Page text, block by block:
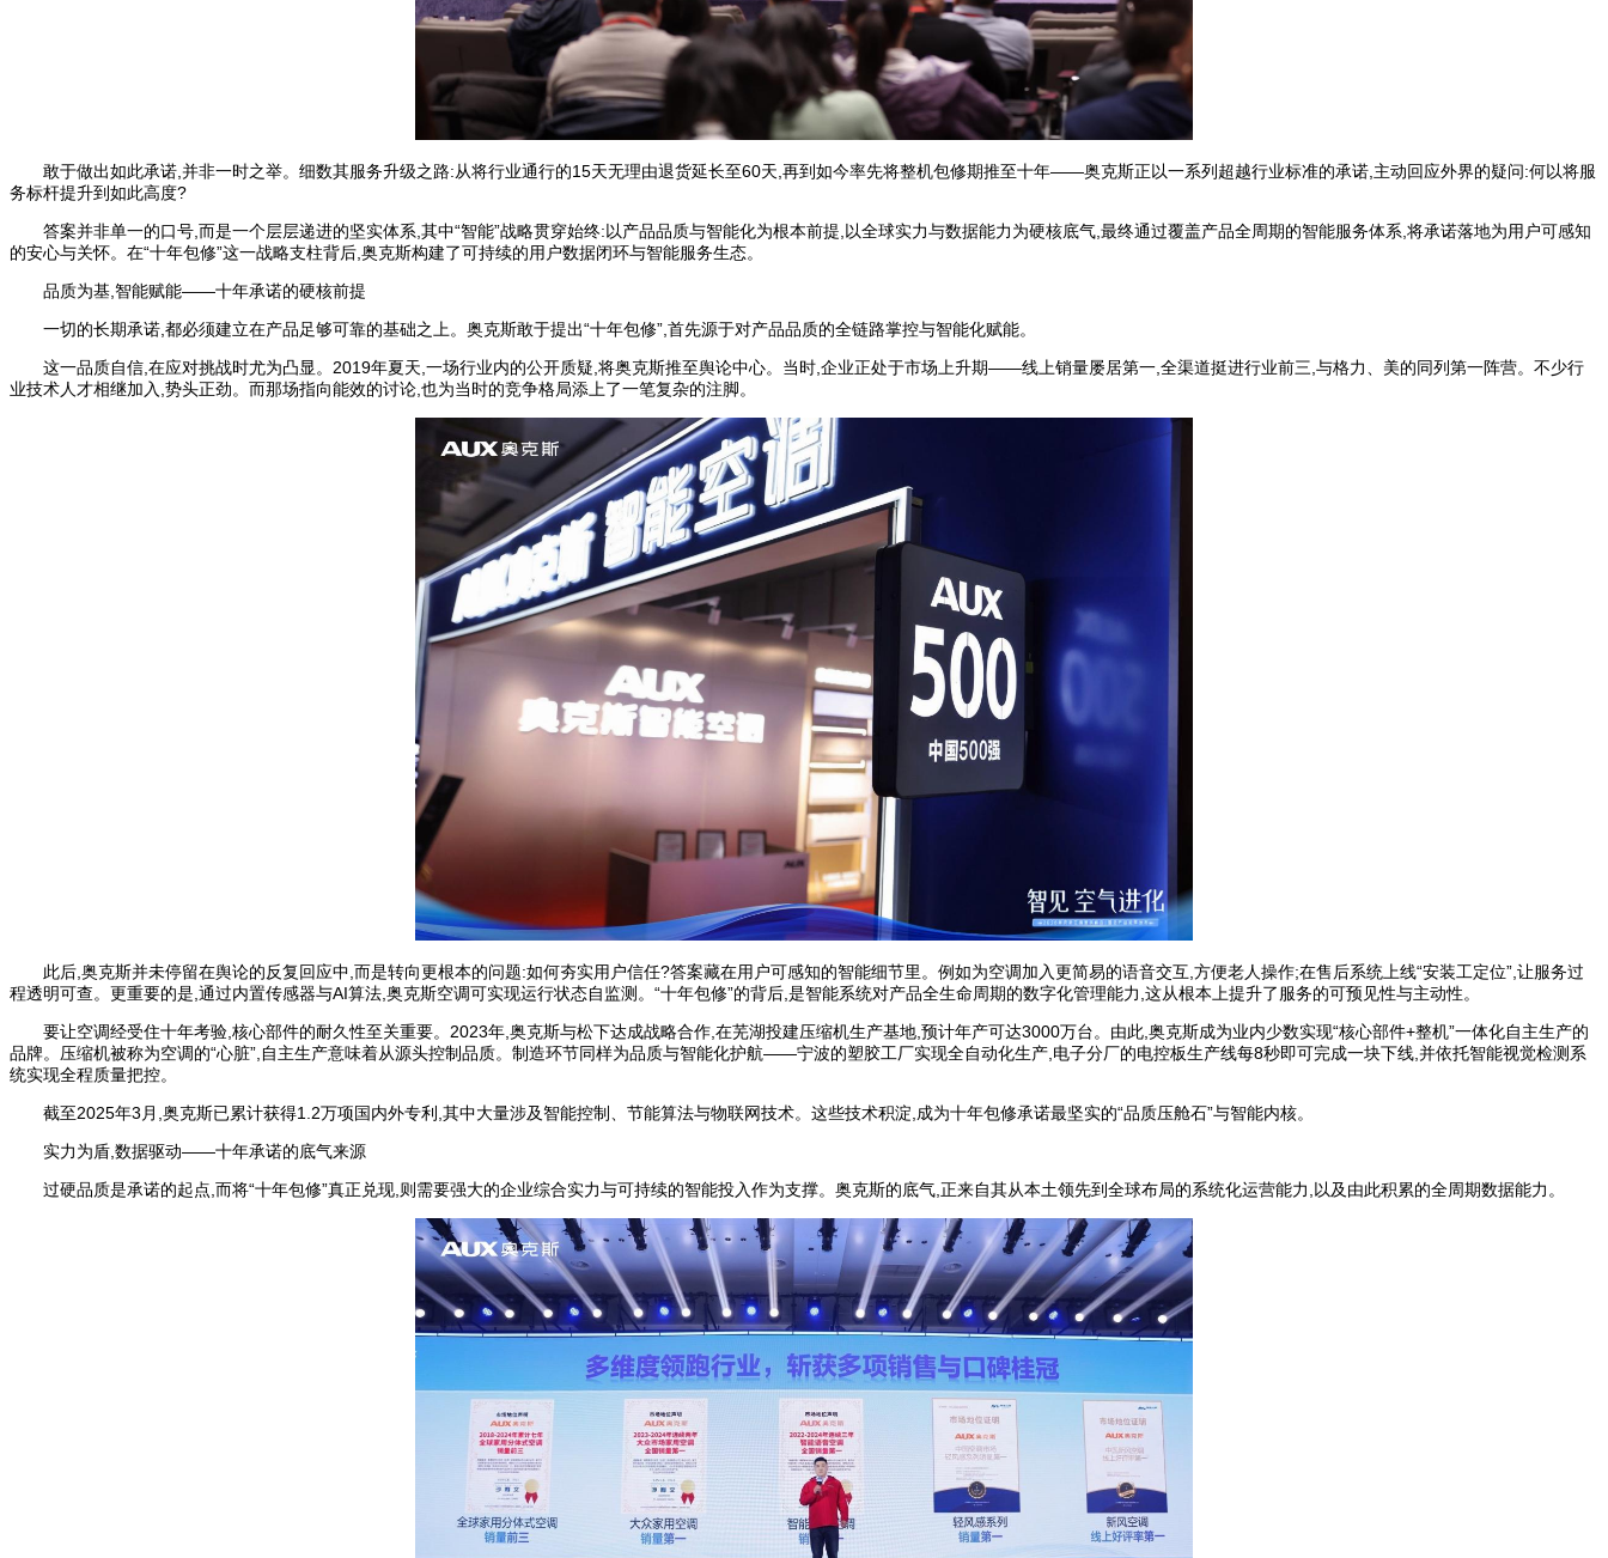
敢于做出如此承诺,并非一时之举。细数其服务升级之路:从将行业通行的15天无理由退货延长至60天,再到如今率先将整机包修期推至十年——奥克斯正以一系列超越行业标准的承诺,主动回应外界的疑问:何以将服
务标杆提升到如此高度?
答案并非单一的口号,而是一个层层递进的坚实体系,其中“智能”战略贯穿始终:以产品品质与智能化为根本前提,以全球实力与数据能力为硬核底气,最终通过覆盖产品全周期的智能服务体系,将承诺落地为用户可感知
的安心与关怀。在“十年包修”这一战略支柱背后,奥克斯构建了可持续的用户数据闭环与智能服务生态。
品质为基,智能赋能——十年承诺的硬核前提
一切的长期承诺,都必须建立在产品足够可靠的基础之上。奥克斯敢于提出“十年包修”,首先源于对产品品质的全链路掌控与智能化赋能。
这一品质自信,在应对挑战时尤为凸显。2019年夏天,一场行业内的公开质疑,将奥克斯推至舆论中心。当时,企业正处于市场上升期——线上销量屡居第一,全渠道挺进行业前三,与格力、美的同列第一阵营。不少行
业技术人才相继加入,势头正劲。而那场指向能效的讨论,也为当时的竞争格局添上了一笔复杂的注脚。
此后,奥克斯并未停留在舆论的反复回应中,而是转向更根本的问题:如何夯实用户信任?答案藏在用户可感知的智能细节里。例如为空调加入更简易的语音交互,方便老人操作;在售后系统上线“安装工定位”,让服务过
程透明可查。更重要的是,通过内置传感器与AI算法,奥克斯空调可实现运行状态自监测。“十年包修”的背后,是智能系统对产品全生命周期的数字化管理能力,这从根本上提升了服务的可预见性与主动性。
要让空调经受住十年考验,核心部件的耐久性至关重要。2023年,奥克斯与松下达成战略合作,在芜湖投建压缩机生产基地,预计年产可达3000万台。由此,奥克斯成为业内少数实现“核心部件+整机”一体化自主生产的
品牌。压缩机被称为空调的“心脏”,自主生产意味着从源头控制品质。制造环节同样为品质与智能化护航——宁波的塑胶工厂实现全自动化生产,电子分厂的电控板生产线每8秒即可完成一块下线,并依托智能视觉检测系
统实现全程质量把控。
截至2025年3月,奥克斯已累计获得1.2万项国内外专利,其中大量涉及智能控制、节能算法与物联网技术。这些技术积淀,成为十年包修承诺最坚实的“品质压舱石”与智能内核。
实力为盾,数据驱动——十年承诺的底气来源
过硬品质是承诺的起点,而将“十年包修”真正兑现,则需要强大的企业综合实力与可持续的智能投入作为支撑。奥克斯的底气,正来自其从本土领先到全球布局的系统化运营能力,以及由此积累的全周期数据能力。